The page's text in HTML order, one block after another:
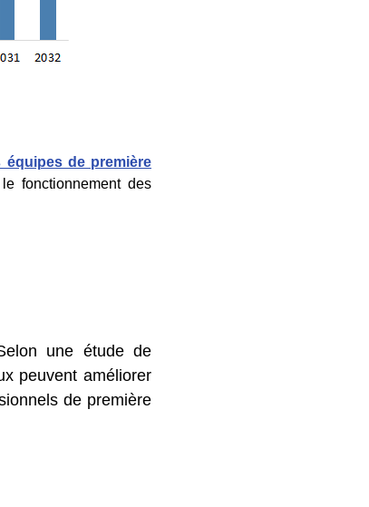
de première
fonctionnement des
une étude de
peuvent améliorer
de première